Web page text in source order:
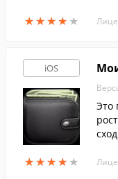
★★★★ ★
★★★★ ★
iOS
★★★★ ★
★★★★ ★
Это